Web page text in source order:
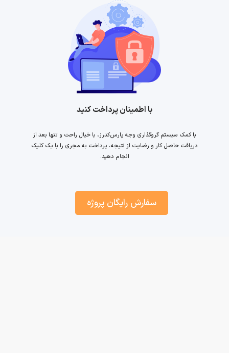
با اطمینان پرداخت کنید
با کمک سیستم گروگذاری وجه پارس‌کدرز، با خیال راحت و تنها بعد از
دریافت حاصل کار و رضایت از نتیجه، پرداخت به مجری را با یک کلیک
انجام دهید.
سفارش رایگان پروژه